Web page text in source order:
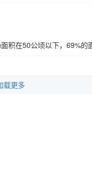
积在50公顷以下，69%的
载更多